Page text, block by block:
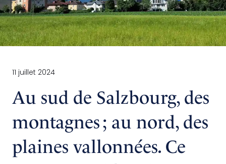
11 juillet 2024
Au sud de Salzbourg, des
montagnes ; au nord, des
plaines vallonnées. Ce